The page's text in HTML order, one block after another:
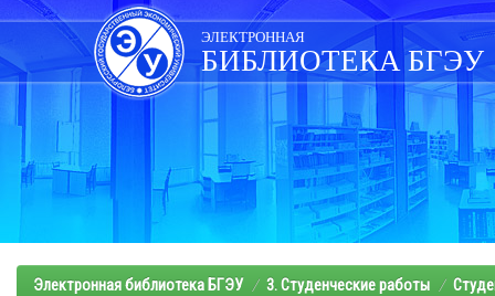
Skip
navigation
ЭЛЕКТРОННАЯ
БИБЛИОТЕКА БГЭУ
Электронная библиотека БГЭУ 3. Студенческие работы